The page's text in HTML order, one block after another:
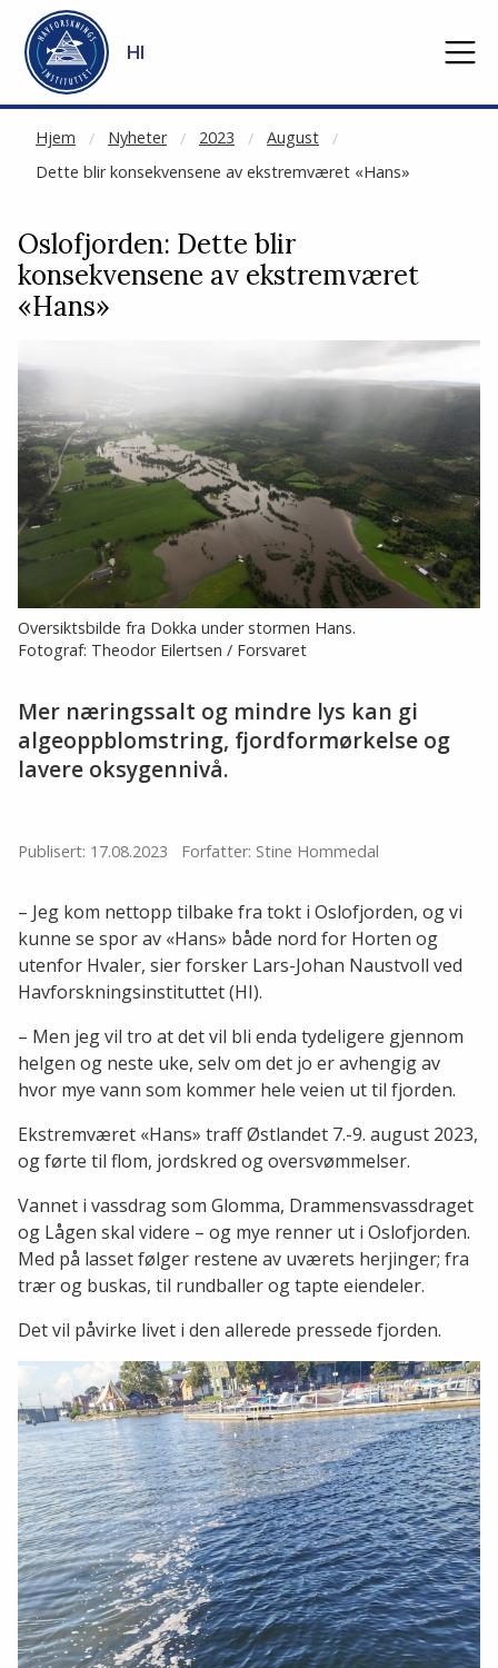
Gå til hovedinnhold
HI
Hjem Nyheter 2023
August
Dette blir konsekvensene av ekstremværet «Hans»
NOT CACHED
Oslofjorden: Dette blir
konsekvensene av ekstremværet
«Hans»
Oversiktsbilde fra Dokka under stormen Hans.
Fotograf: Theodor Eilertsen / Forsvaret
Mer næringssalt og mindre lys kan gi
algeoppblomstring, fjordformørkelse og
lavere oksygennivå.
Publisert: 17.08.2023 Forfatter: Stine Hommedal
– Jeg kom nettopp tilbake fra tokt i Oslofjorden, og vi
kunne se spor av «Hans» både nord for Horten og
utenfor Hvaler, sier forsker Lars-Johan Naustvoll ved
Havforskningsinstituttet (HI).
– Men jeg vil tro at det vil bli enda tydeligere gjennom
helgen og neste uke, selv om det jo er avhengig av
hvor mye vann som kommer hele veien ut til fjorden.
Ekstremværet «Hans» traff Østlandet 7.-9. august 2023,
og førte til flom, jordskred og oversvømmelser.
Vannet i vassdrag som Glomma, Drammensvassdraget
og Lågen skal videre – og mye renner ut i Oslofjorden.
Med på lasset følger restene av uværets herjinger; fra
trær og buskas, til rundballer og tapte eiendeler.
Det vil påvirke livet i den allerede pressede fjorden.